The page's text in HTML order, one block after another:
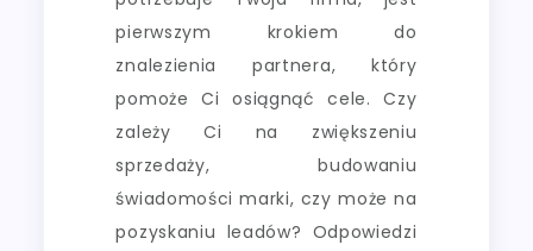
pierwszym krokiem do
znalezienia partnera, który
pomoże Ci osiągnąć cele. Czy
zależy Ci na zwiększeniu
sprzedaży, budowaniu
świadomości marki, czy może na
pozyskaniu leadów? Odpowiedzi